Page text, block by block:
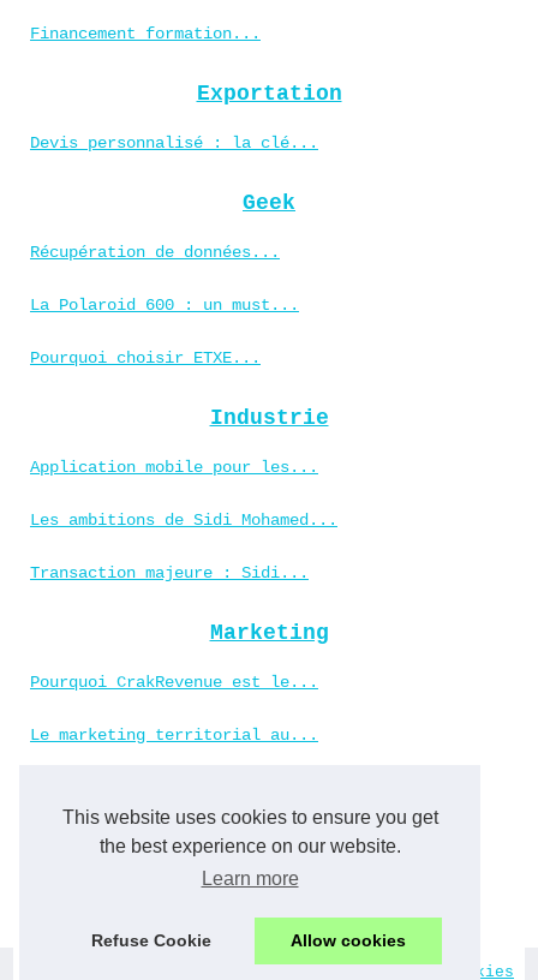
This website uses cookies to ensure you get
the best experience on our website.
Learn more
Refuse Cookie Allow cookies
Financement formation...
Exportation
Devis personnalisé : la clé...
Geek
Récupération de données...
La Polaroid 600 : un must...
Pourquoi choisir ETXE...
Industrie
Application mobile pour les...
Les ambitions de Sidi Mohamed...
Transaction majeure : Sidi...
Marketing
Pourquoi CrakRevenue est le...
Le marketing territorial au...
Nerd
Cookies